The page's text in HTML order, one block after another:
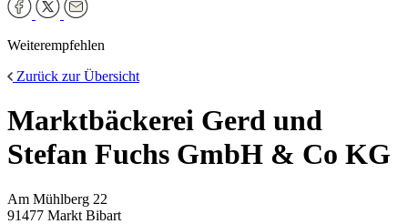
Weiterempfehlen
Zurück zur Übersicht
Marktbäckerei Gerd und
Stefan Fuchs GmbH & Co KG
Am Mühlberg 22
91477 Markt Bibart